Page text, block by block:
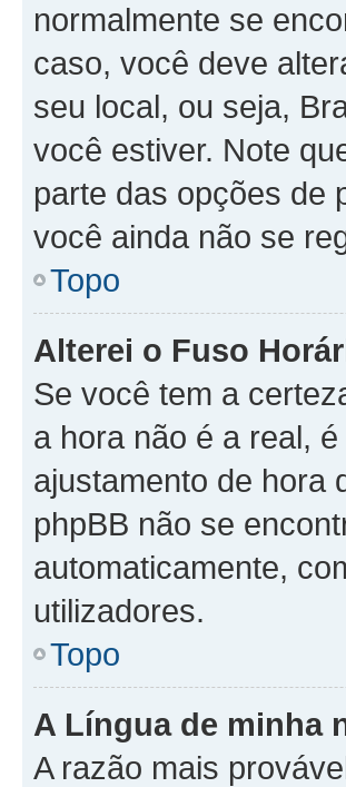
normalmente se
caso, você deve
seu local, ou seja,
você estiver. Note
parte das opções de
você ainda não se
Topo
Alterei o Fuso
Se você tem a
a hora não é a real,
ajustamento de hora
phpBB não se
automaticamente,
utilizadores.
Topo
A Língua de minha
A razão mais